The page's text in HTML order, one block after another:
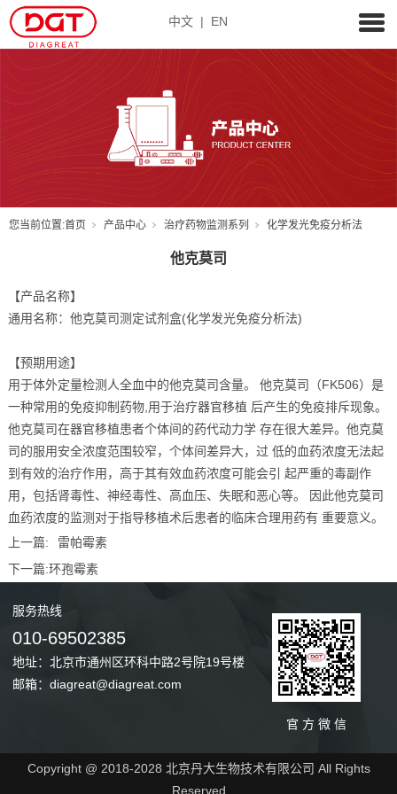
中文 | EN
您当前位置:首页 产品中心 治疗药物监测系列 化学发光免疫分析法
他克莫司
【产品名称】
通用名称：他克莫司测定试剂盒(化学发光免疫分析法)
【预期用途】
用于体外定量检测人全血中的他克莫司含量。 他克莫司（FK506）是
一种常用的免疫抑制药物,用于治疗器官移植 后产生的免疫排斥现象。
他克莫司在器官移植患者个体间的药代动力学 存在很大差异。他克莫
司的服用安全浓度范围较窄，个体间差异大，过 低的血药浓度无法起
到有效的治疗作用，高于其有效血药浓度可能会引 起严重的毒副作
用，包括肾毒性、神经毒性、高血压、失眠和恶心等。 因此他克莫司
血药浓度的监测对于指导移植术后患者的临床合理用药有 重要意义。
上一篇:
雷帕霉素
下一篇:环孢霉素
服务热线
010-69502385
地址：北京市通州区环科中路2号院19号楼
邮箱：diagreat@diagreat.com
官 方 微 信
Copyright @ 2018-2028 北京丹大生物技术有限公司 All Rights
Reserved